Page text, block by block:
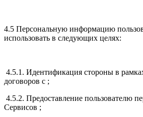
4.5 Персональную информацию
использовать в следующих целях:
4.5.1. Идентификация стороны в
договоров с ;
4.5.2. Предоставление пользователю
Сервисов ;